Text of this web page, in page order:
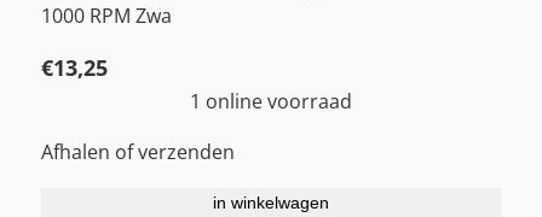
1000 RPM Zwa
€13,25
1 online voorraad
Afhalen of verzenden
in winkelwagen